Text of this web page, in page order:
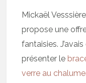
Mickaël
propose une
fantaisies.
présenter le
verre au